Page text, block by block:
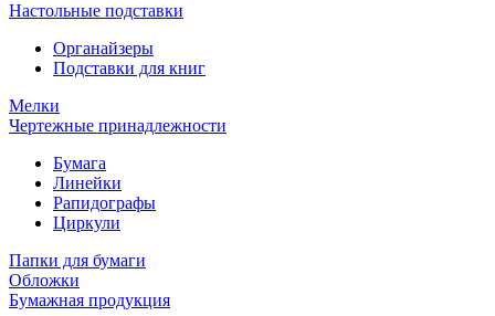
Настольные подставки
Органайзеры
Подставки для книг
Мелки
Чертежные принадлежности
Бумага
Линейки
Рапидографы
Циркули
Папки для бумаги
Обложки
Бумажная продукция